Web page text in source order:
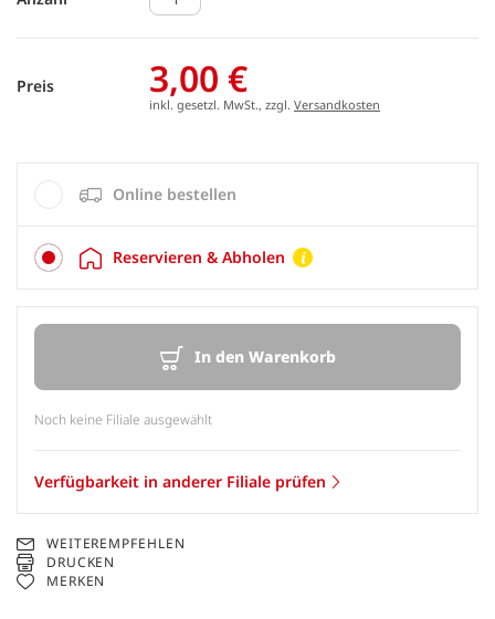
Preis 3,00 €
inkl. gesetzl. MwSt., zzgl. Versandkosten
Online bestellen
Reservieren & Abholen
In den Warenkorb
Noch keine Filiale ausgewählt
Verfügbarkeit in anderer Filiale prüfen
WEITEREMPFEHLEN
DRUCKEN
MERKEN